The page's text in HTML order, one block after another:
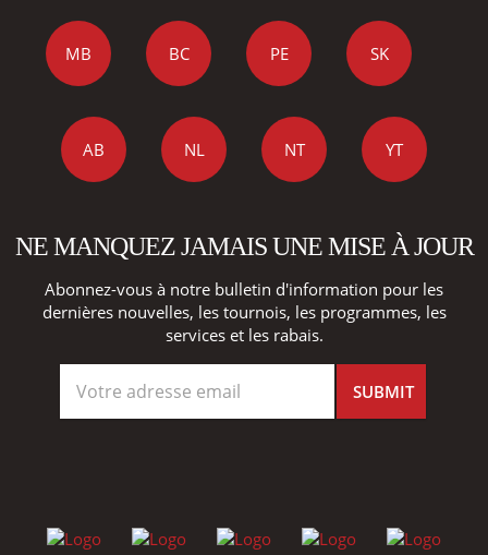
MB BC PE SK
AB NL NT YT
NE MANQUEZ JAMAIS UNE MISE À JOUR
Abonnez-vous à notre bulletin d'information pour les
dernières nouvelles, les tournois, les programmes, les
services et les rabais.